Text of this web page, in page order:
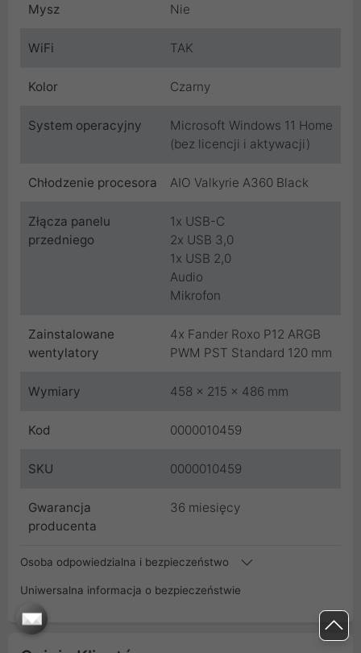
Mysz Nie
WiFi TAK
Kolor Czarny
System operacyjny
Microsoft Windows 11 Home
(bez licencji i aktywacji)
Chłodzenie procesora AIO Valkyrie A360 Black
Złącza panelu
przedniego
1x USB-C
2x USB 3,0
1x USB 2,0
Audio
Mikrofon
Zainstalowane
wentylatory
4x Fander Roxo P12 ARGB
PWM PST Standard 120 mm
Wymiary 458 x 215 x 486 mm
Kod 0000010459
SKU 0000010459
Gwarancja
producenta
36 miesięcy
Osoba odpowiedzialna i bezpieczeństwo
Uniwersalna informacja o bezpieczeństwie